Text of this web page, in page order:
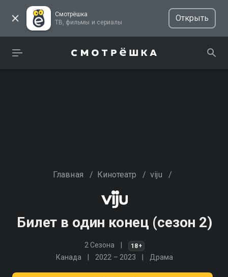
Смотрёшка
ТВ, фильмы и сериалы
Открыть
Главная / Кинотеатр / viju /
Билет в один конец (сезон 2)
2 Сезона 18+
Канада 2022 – 2023 Драма